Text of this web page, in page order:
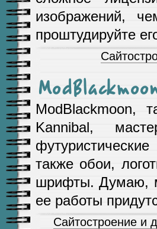
изображений,
проштудируйте
ModBlackmoon,
Kannibal,
также обои,
шрифты. Думаю,
ее работы
Сайтостроение и